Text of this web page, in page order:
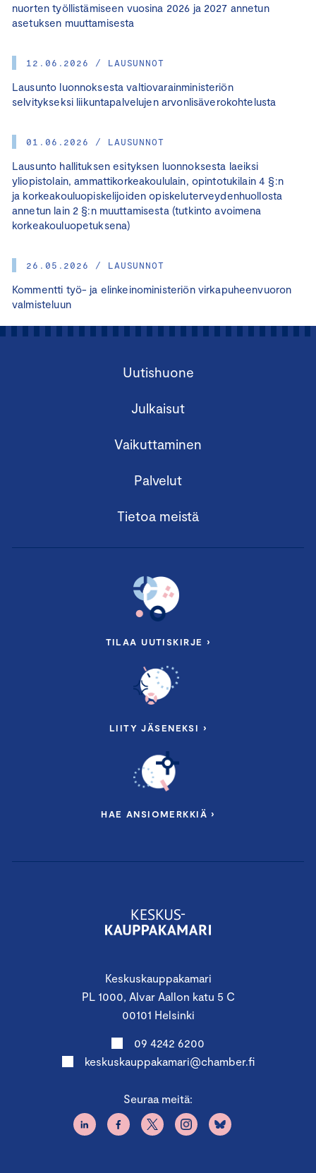
nuorten työllistämiseen vuosina 2026 ja 2027 annetun
asetuksen muuttamisesta
12.06.2026 / LAUSUNNOT
Lausunto luonnoksesta valtiovarainministeriön
selvitykseksi liikuntapalvelujen arvonlisäverokohtelusta
01.06.2026 / LAUSUNNOT
Lausunto hallituksen esityksen luonnoksesta laeiksi
yliopistolain, ammattikorkeakoululain, opintotukilain 4 §:n
ja korkeakouluopiskelijoiden opiskeluterveydenhuollosta
annetun lain 2 §:n muuttamisesta (tutkinto avoimena
korkeakouluopetuksena)
26.05.2026 / LAUSUNNOT
Kommentti työ- ja elinkeinoministeriön virkapuheenvuoron
valmisteluun
Keskuskauppakamari
PL 1000, Alvar Aallon katu 5 C
00101 Helsinki
09 4242 6200
keskuskauppakamari@chamber.fi
Seuraa meitä:
Uutishuone
Julkaisut
Vaikuttaminen
Palvelut
Tietoa meistä
TILAA UUTISKIRJE ›
LIITY JÄSENEKSI ›
HAE ANSIOMERKKIÄ ›